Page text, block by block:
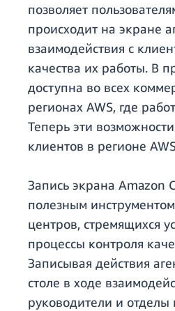
позволяет
происходит на экране
взаимодействия с
качества их работы. В
доступна во всех
регионах AWS, где
Теперь эти
клиентов в регионе
Запись экрана Amazon
полезным
центров, стремящихся
процессы контроля
Записывая действия
столе в ходе
руководители и отделы